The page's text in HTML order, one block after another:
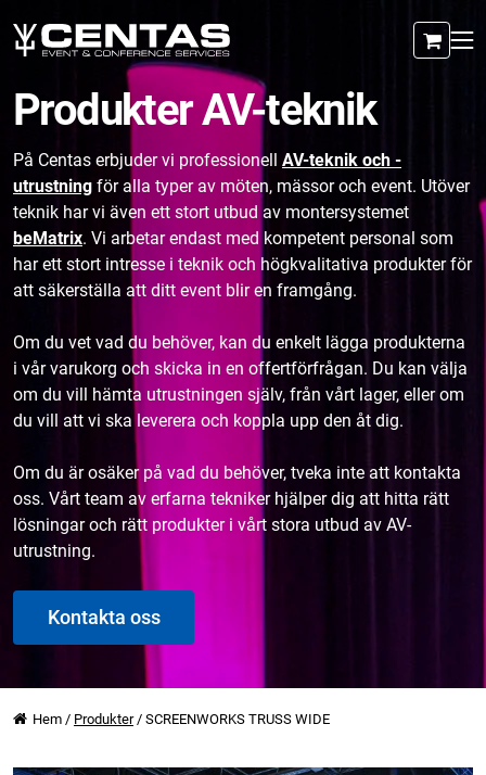
Produkter AV-teknik
På Centas erbjuder vi professionell AV-teknik och -
utrustning för alla typer av möten, mässor och event. Utöver
teknik har vi även ett stort utbud av montersystemet
beMatrix. Vi arbetar endast med kompetent personal som
har ett stort intresse i teknik och högkvalitativa produkter för
att säkerställa att ditt event blir en framgång.
Om du vet vad du behöver, kan du enkelt lägga produkterna
i vår varukorg och skicka in en offertförfrågan. Du kan välja
om du vill hämta utrustningen själv, från vårt lager, eller om
du vill att vi ska leverera och koppla upp den åt dig.
Om du är osäker på vad du behöver, tveka inte att kontakta
oss. Vårt team av erfarna tekniker hjälper dig att hitta rätt
lösningar och rätt produkter i vårt stora utbud av AV-
utrustning.
Kontakta oss
Hem / Produkter/ SCREENWORKS TRUSS WIDE